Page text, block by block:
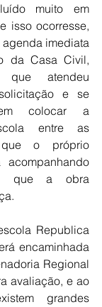
muito em
isso ocorresse,
imediata
da Casa Civil,
que atendeu
e se
em colocar a
entre as
o próprio
acompanhando
que a obra
Republica
encaminhada
Regional
avaliação, e ao
grandes